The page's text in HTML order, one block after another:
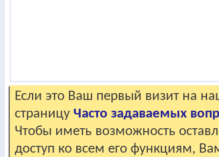
Если это Ваш первый визит на
страницу Часто задаваемых
Чтобы иметь возможность
доступ ко всем его функциям,